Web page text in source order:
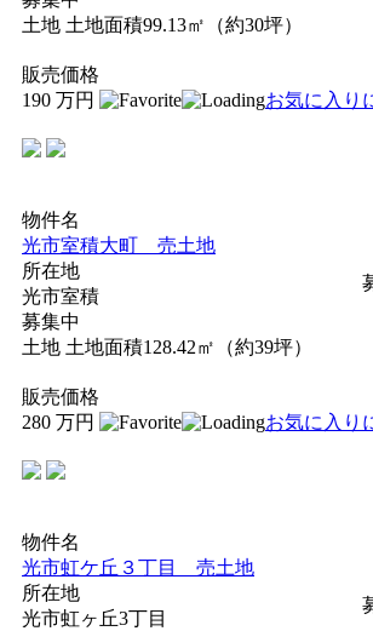
土地 土地面積99.13㎡（約30坪）
販売価格
190 万円 お気に入り
物件名
光市室積大町 売土地
所在地
光市室積
募集中
土地 土地面積128.42㎡（約39坪）
販売価格
280 万円 お気に入り
物件名
光市虹ケ丘３丁目 売土地
所在地
光市虹ヶ丘3丁目